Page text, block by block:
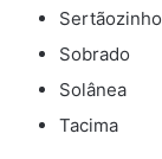
Sertãozinho
Sobrado
Solânea
Tacima